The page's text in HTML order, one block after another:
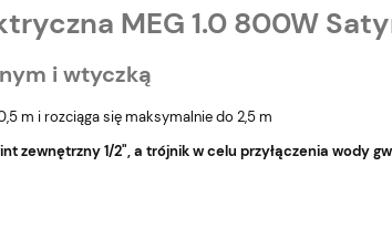
MEG 1.0 800W
i wtyczką
m i rozciąga się maksymalnie do 2,5 m
zewnętrzny 1/2", a trójnik w celu przyłączenia wody